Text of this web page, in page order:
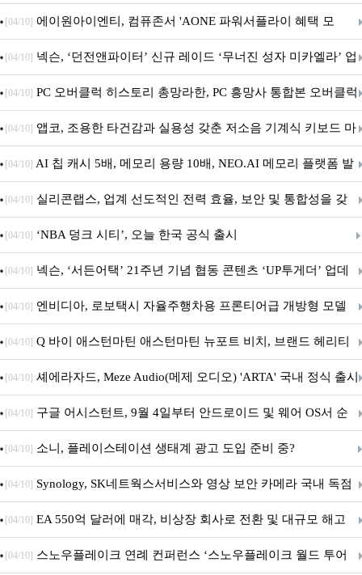
출시
[04/10] 에이원아이엔티, 컴퓨존서 'AONE 파워서플라이 혜택 모
음.ZIP' 이벤트 진행
[04/10] 넥슨, ‘던전앤파이터’ 신규 레이드 ‘무너진 성자 미카엘라’ 업
데이트!
[04/10] PC 오버클럭 히스토리 총망라한, PC 흥망사 통합본 오버클럭
특집(1-4편)
[04/10] 앱코, 조용한 타건감과 실용성 갖춘 저소음 기계식 키보드 마
우스 세트 'KM580' 출시
[04/10] AI 칩 캐시 5배, 메모리 용량 10배, NEO.AI 메모리 플랫폼 발
표
[04/10] 실리콘랩스, 업계 선도적인 전력 효율, 보안 및 통합성을 갖
춘 초저전력 블루투스 LE SoC ‘BG2B’ 공개
[04/10] ‘NBA 덩크 시티’, 오늘 한국 공식 출시
[04/10] 넥슨, ‘서든어택’ 21주년 기념 협동 콘텐츠 ‘UP투게더’ 업데
이트
[04/10] 엔비디아, 로보택시 자율주행차용 프론티어급 개방형 모델
‘알파마요 2 슈퍼’ 상업적 이용 가능
[04/10] Q 바이 애스턴마틴 애스턴마틴 뉴포트 비치, 브랜드 헤리티
지 담은 ‘헤리티지 에디션 컬렉션’ 공개
[04/10] 셰에라자드, Meze Audio(메제 오디오) 'ARTA' 국내 정식 출시
[04/10] 구글 어시스턴트, 9월 4일부터 안드로이드 및 웨어 OS서 순
차 서비스 종료
[04/10] 소니, 플레이스테이션 생태계 광고 도입 준비 중?
[04/10] Synology, SK네트웍스서비스와 영상 보안 카메라 국내 독점
판매 파트너십 체결
[04/10] EA 550억 달러에 매각, 비상장 회사로 전환 및 대규모 해고
전망
[04/10] 스노우플레이크 연례 컨퍼런스 ‘스노우플레이크 월드 투어